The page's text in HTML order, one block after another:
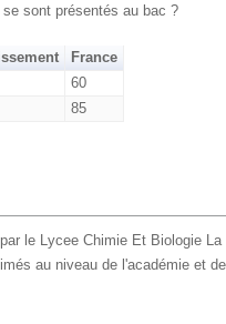
sont présentés au bac ?
France
60
85
le Lycee Chimie Et Biologie La
au niveau de l'académie et de